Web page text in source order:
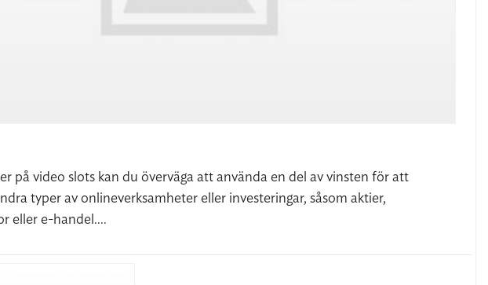
på video slots kan du överväga att använda en del av vinsten för att
typer av onlineverksamheter eller investeringar, såsom aktier,
eller e-handel....